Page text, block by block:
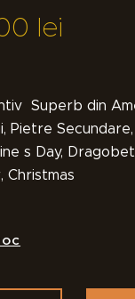
lei
Superb din
Pietre
s Day,
Christmas